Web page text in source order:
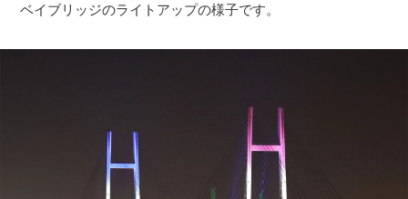
ベイブリッジのライトアップの様子です。